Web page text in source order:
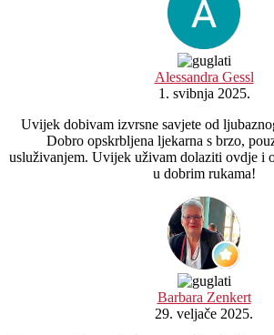
Alessandra Gessl
1. svibnja 2025.
Uvijek dobivam izvrsne savjete od
Dobro opskrbljena ljekarna s brzo,
usluživanjem. Uvijek uživam dolaziti ovdje i
u dobrim rukama!
Barbara Zenkert
29. veljače 2025.